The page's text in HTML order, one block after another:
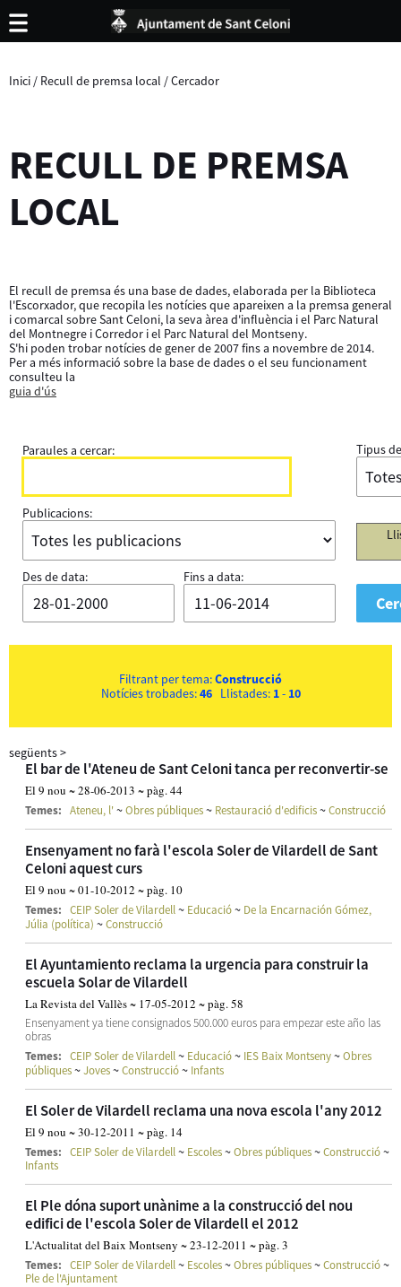
Inici / Recull de premsa local /Cercador
RECULL DE PREMSA
LOCAL
El recull de premsa és una base de dades, elaborada per la Biblioteca
l'Escorxador, que recopila les notícies que apareixen a la premsa general
i comarcal sobre Sant Celoni, la seva àrea d'influència i el Parc Natural
del Montnegre i Corredor i el Parc Natural del Montseny.
S'hi poden trobar notícies de gener de 2007 fins a novembre de 2014.
Per a més informació sobre la base de dades o el seu funcionament
consulteu la
guia d'ús
Paraules a cercar: Tipus
Publicacions:
Des de data: Fins a data:
Filtrant per tema:Construcció
Notícies trobades:46Llistades: 1- 10
següents>
El bar de l'Ateneu de Sant Celoni tanca per reconvertir-se
El 9 nou ~ 28-06-2013 ~ pàg. 44
Temes: Ateneu, l'~Obres públiques~ Restauració d'edificis~Construcció
Ensenyament no farà l'escola Soler de Vilardell de Sant
Celoni aquest curs
El 9 nou ~ 01-10-2012 ~ pàg. 10
Temes: CEIP Soler de Vilardell~ Educació~ De la Encarnación Gómez,
Júlia (política) ~Construcció
El Ayuntamiento reclama la urgencia para construir la
escuela Solar de Vilardell
La Revista del Vallès ~ 17-05-2012 ~ pàg. 58
Ensenyament ya tiene consignados 500.000 euros para empezar este año las
obras
Temes: CEIP Soler de Vilardell~ Educació~ IES Baix Montseny~Obres
públiques~Joves~Construcció~ Infants
El Soler de Vilardell reclama una nova escola l'any 2012
El 9 nou ~ 30-12-2011 ~ pàg. 14
Temes: CEIP Soler de Vilardell~ Escoles~Obres públiques~Construcció~
Infants
El Ple dóna suport unànime a la construcció del nou
edifici de l'escola Soler de Vilardell el 2012
L'Actualitat del Baix Montseny ~ 23-12-2011 ~ pàg. 3
Temes: CEIP Soler de Vilardell~ Escoles~Obres públiques~Construcció~
Ple de l'Ajuntament